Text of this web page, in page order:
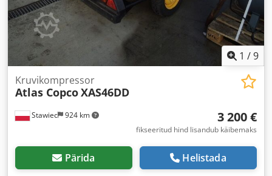
1 /9
Stawiec 924 km
Kruvikompressor
Atlas CopcoXAS46DD
3 200 €
fikseeritud hind lisandub käibemaks
Pärida Helistada